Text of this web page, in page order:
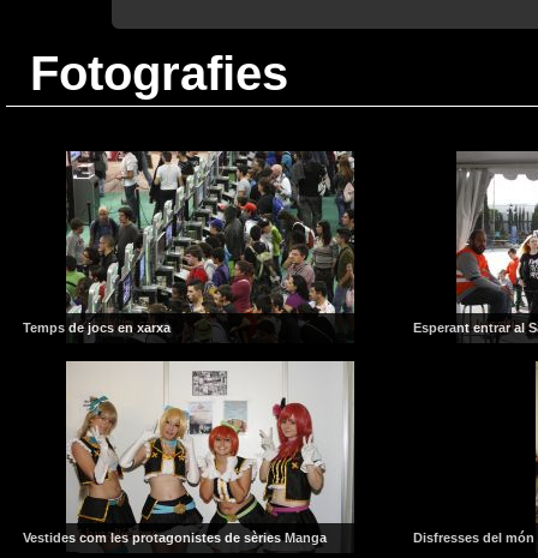
Fotografies
Temps de jocs en xarxa Esperant entrar al
Vestides com les protagonistes de sèries Manga Disfresses del món